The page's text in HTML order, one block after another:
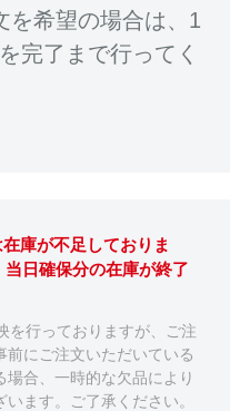
希望の場合は、1
完了まで行ってく
庫が不足しておりま
日確保分の在庫が終了
を行っておりますが、ご注
にご注文いただいている
合、一時的な欠品により
ます。ご了承ください。